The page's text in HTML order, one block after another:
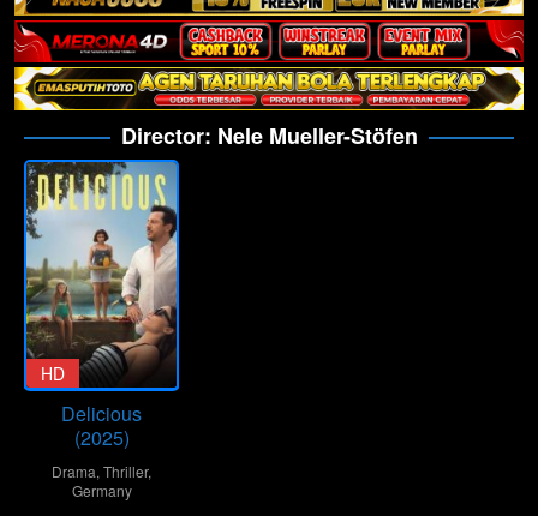
Director: Nele Mueller-Stöfen
HD
Delicious
(2025)
Drama,Thriller,
Germany